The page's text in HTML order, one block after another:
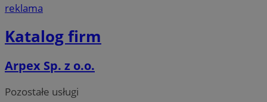
reklama
Katalog firm
Arpex Sp. z o.o.
Pozostałe usługi